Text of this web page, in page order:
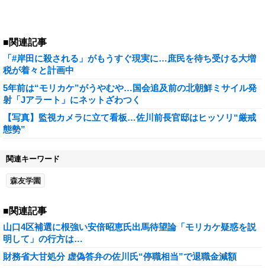
■関連記事
「#岸田に殺される」がもうすぐ現実に…庶民を待ち受ける大増
税が着々と計画中
5年前は“モリカケ”がうやむや…国会追及前の北朝鮮ミサイル発
射「Jアラート」にネットざわつく
【写真】監視カメラに立て看板…佐川前長官邸はヒッソリ“厳戒
態勢”
関連キーワード
森友学園
■関連記事
山口4区補選に根強い安倍昭恵氏出馬待望論「モリカケ疑惑を説
明して」の行方は…
財務省大甘処分 虚偽答弁の佐川氏“停職相当”で退職金減額